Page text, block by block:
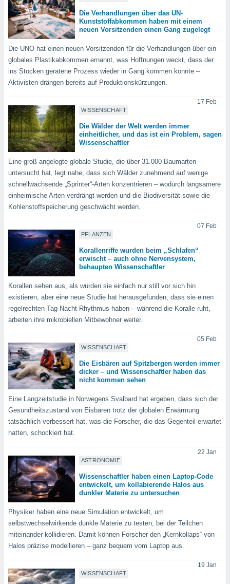
jederzeit
der
indem
" oder
oder
auf
zur
zur
von
der
von
von
von
der
zur
Inhalten.
durch
Die Verhandlungen über das UN-
Kunststoffabkommen haben mit einem
neuen Vorsitzenden einen Gang zugelegt
Die UNO hat einen neuen Vorsitzenden für die Verhandlungen über ein
globales Plastikabkommen ernannt, was Hoffnungen weckt, dass der
ins Stocken geratene Prozess wieder in Gang kommen könnte –
Aktivisten drängen bereits auf Produktionskürzungen.
WISSENSCHAFT
17 Feb
Die Wälder der Welt werden immer
einheitlicher, und das ist ein Problem, sagen
Wissenschaftler
Eine groß angelegte globale Studie, die über 31.000 Baumarten
untersucht hat, legt nahe, dass sich Wälder zunehmend auf wenige
schnellwachsende „Sprinter“-Arten konzentrieren – wodurch langsamere
einheimische Arten verdrängt werden und die Biodiversität sowie die
Kohlenstoffspeicherung geschwächt werden.
PFLANZEN
07 Feb
Korallenriffe wurden beim „Schlafen“
erwischt – auch ohne Nervensystem,
behaupten Wissenschaftler
Korallen sehen aus, als würden sie einfach nur still vor sich hin
existieren, aber eine neue Studie hat herausgefunden, dass sie einen
regelrechten Tag-Nacht-Rhythmus haben – während die Koralle ruht,
arbeiten ihre mikrobiellen Mitbewohner weiter.
WISSENSCHAFT
05 Feb
Die Eisbären auf Spitzbergen werden immer
dicker – und Wissenschaftler haben das
nicht kommen sehen
Eine Langzeitstudie in Norwegens Svalbard hat ergeben, dass sich der
Gesundheitszustand von Eisbären trotz der globalen Erwärmung
tatsächlich verbessert hat, was die Forscher, die das Gegenteil erwartet
hatten, schockiert hat.
ASTRONOMIE
22 Jan
Wissenschaftler haben einen Laptop-Code
entwickelt, um kollabierende Halos aus
dunkler Materie zu untersuchen
Physiker haben eine neue Simulation entwickelt, um
selbstwechselwirkende dunkle Materie zu testen, bei der Teilchen
miteinander kollidieren. Damit können Forscher den „Kernkollaps“ von
Halos präzise modellieren – ganz bequem vom Laptop aus.
WISSENSCHAFT
19 Jan